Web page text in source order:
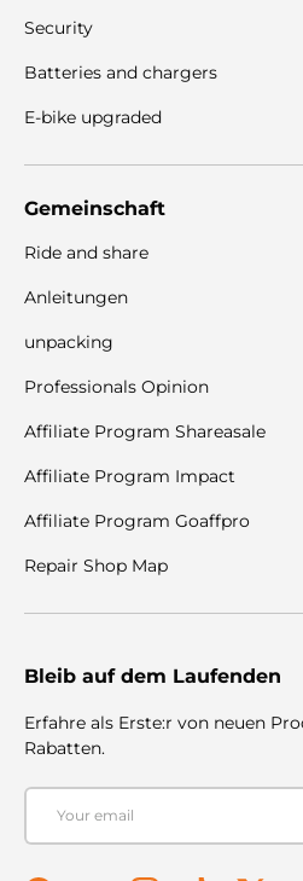
Security
Batteries and chargers
E-bike upgraded
Gemeinschaft
Ride and share
Anleitungen
unpacking
Professionals Opinion
Affiliate Program Shareasale
Affiliate Program Impact
Affiliate Program Goaffpro
Repair Shop Map
Bleib auf dem Laufenden
Erfahre als Erste:r von neuen
Rabatten.
Email